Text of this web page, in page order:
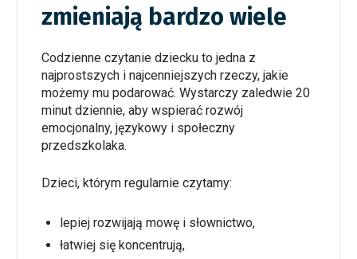
zmieniają bardzo wiele
Codzienne czytanie dziecku to jedna z
najprostszych i najcenniejszych rzeczy, jakie
możemy mu podarować. Wystarczy zaledwie 20
minut dziennie, aby wspierać rozwój
emocjonalny, językowy i społeczny
przedszkolaka.
Dzieci, którym regularnie czytamy:
lepiej rozwijają mowę i słownictwo,
łatwiej się koncentrują,